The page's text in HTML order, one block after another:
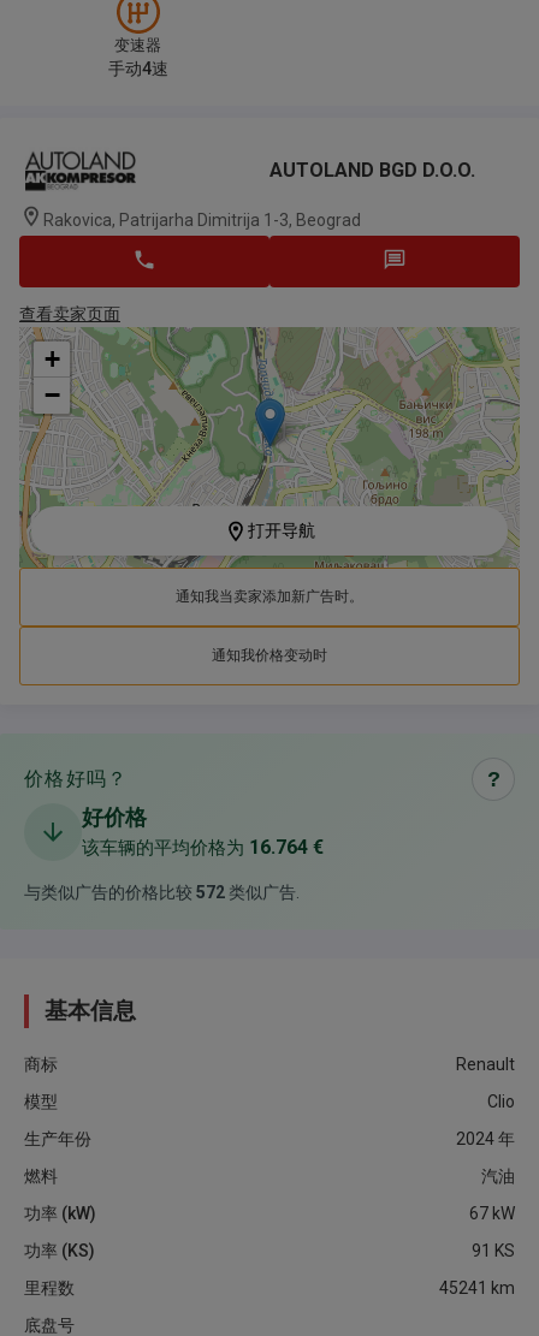
变速器
手动4速
AUTOLAND BGD D.o.o.
Rakovica, Patrijarha Dimitrija 1-3, Beograd
查看卖家页面
+
−
打开导航
通知我当卖家添加新广告时。
通知我价格变动时
价格好吗？ ?
好价格
该车辆的平均价格为 16.764 €
与类似广告的价格比较 572 类似广告
基本信息
商标
Renault
模型
Clio
生产年份
2024年
燃料
汽油
功率 (kW)
67 kW
功率 (KS)
91 KS
里程数
45241 km
底盘号